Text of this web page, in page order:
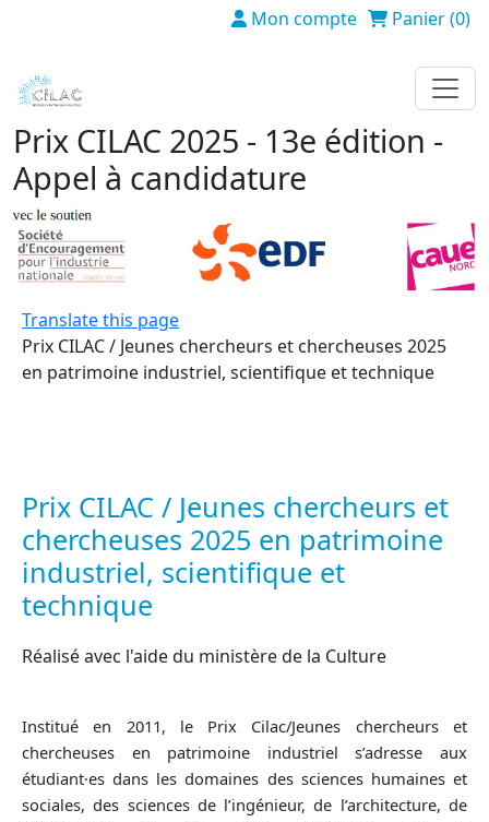
Mon compte Panier (0)
Prix CILAC 2025 - 13e édition -
Appel à candidature
Translate this page
Prix CILAC / Jeunes chercheurs et chercheuses 2025
en patrimoine industriel, scientifique et technique
Prix CILAC / Jeunes chercheurs et
chercheuses 2025 en patrimoine
industriel, scientifique et
technique
Réalisé avec l'aide du ministère de la Culture
Institué en 2011, le Prix Cilac/Jeunes chercheurs et
chercheuses en patrimoine industriel s’adresse aux
étudiant·es dans les domaines des sciences humaines et
sociales, des sciences de l’ingénieur, de l’architecture, de